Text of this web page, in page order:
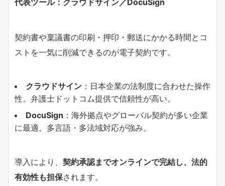
契約書や稟議書の印刷・押印・郵送にかかる時間とコ
ストを一気に削減できるのが電子契約です。
クラウドサイン ：日本企業の法制度に合わせた操作
性。弁護士ドットコム提供で信頼性が高い。
DocuSign ：海外拠点やグローバル契約が多い企業
に最適。多言語・多法域対応が強み。
導入により、 契約承認までオンラインで完結し、法的
有効性も担保されます。